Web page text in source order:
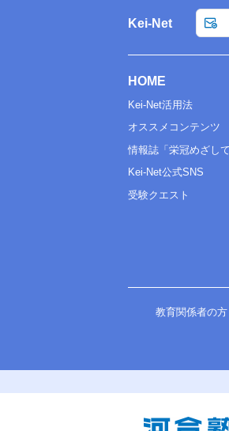
Kei-Net
HOME
Kei-Net活用法
オススメコンテンツ
情報誌「栄冠めざして
Kei-Net公式SNS
受験クエスト
教育関係者の方